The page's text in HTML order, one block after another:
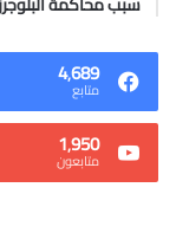
4٬689
متابع
1٬950
متابعون